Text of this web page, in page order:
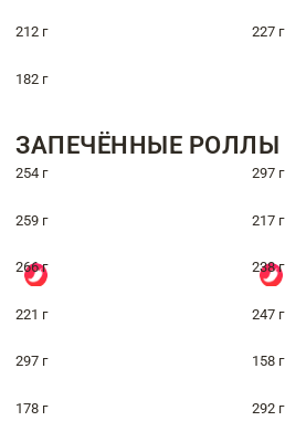
212 г 227 г
182 г
ЗАПЕЧЁННЫЕ РОЛЛЫ
254 г 297 г
259 г 217 г
266 г 238 г
221 г 247 г
297 г 158 г
178 г 292 г